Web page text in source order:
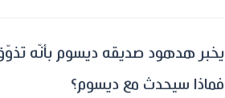
يخبر هدهود صديقه ديسوم بأنّه
فماذا سيحدث مع ديسوم؟